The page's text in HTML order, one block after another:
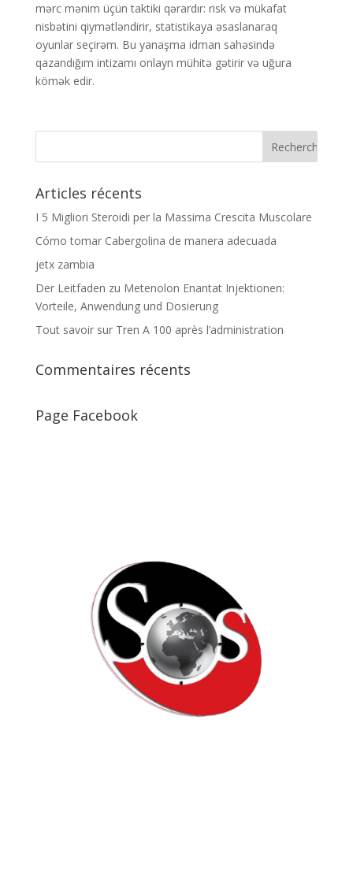
mərc mənim üçün taktiki qərardır: risk və mükafat
nisbətini qiymətləndirir, statistikaya əsaslanaraq
oyunlar seçirəm. Bu yanaşma idman sahəsində
qazandığım intizamı onlayn mühitə gətirir və uğura
kömək edir.
Articles récents
I 5 Migliori Steroidi per la Massima Crescita Muscolare
Cómo tomar Cabergolina de manera adecuada
jetx zambia
Der Leitfaden zu Metenolon Enantat Injektionen:
Vorteile, Anwendung und Dosierung
Tout savoir sur Tren A 100 après l’administration
Commentaires récents
Page Facebook